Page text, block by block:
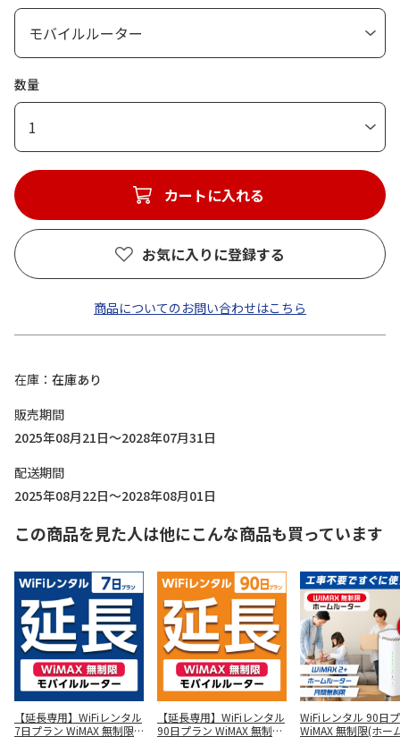
数量
1
カートに入れる
お気に入りに登録する
商品についてのお問い合わせはこちら
在庫
在庫あり
販売期間
2025年08月21日～2028年07月31日
配送期間
2025年08月22日～2028年08月01日
この商品を見た人は他にこんな商品も買っています
【延長専用】WiFiレンタル
7日プラン WiMAX 無制限
【延長専用】WiFiレンタル
90日プラン WiMAX 無制限
WiFiレンタル 90日
WiMAX 無制限(ホー